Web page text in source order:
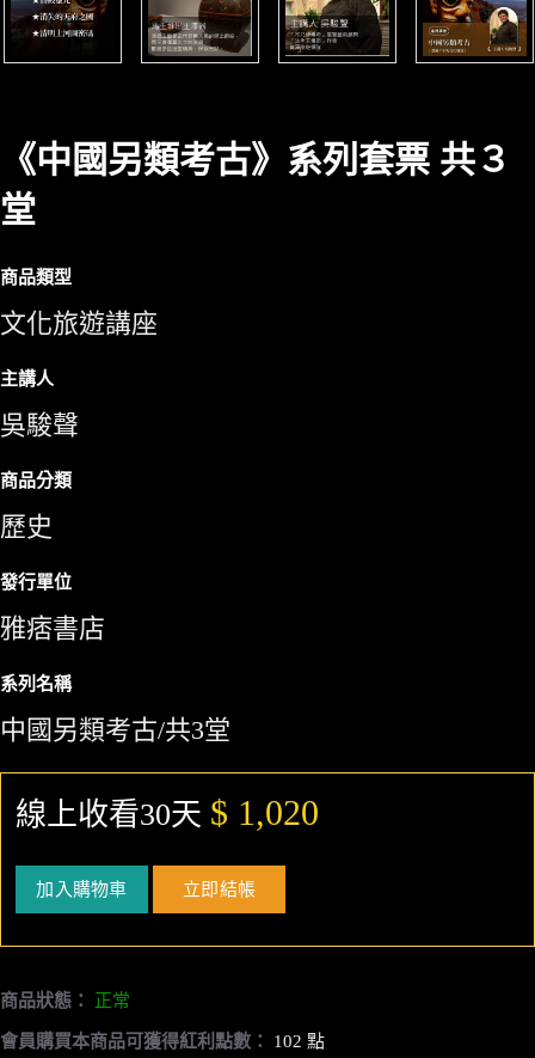
《中國另類考古》系列套票 共３
堂
商品類型
文化旅遊講座
主講人
吳駿聲
商品分類
歷史
發行單位
雅痞書店
系列名稱
中國另類考古/共3堂
線上收看30天 $ 1,020
加入購物車 立即結帳
商品狀態： 正常
會員購買本商品可獲得紅利點數： 102 點